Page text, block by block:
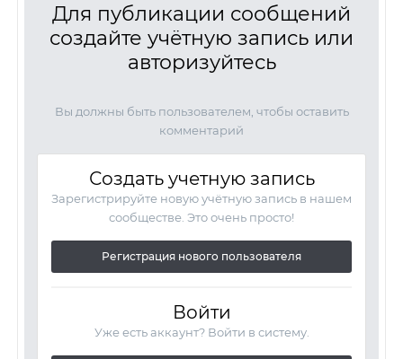
Для публикации сообщений
создайте учётную запись или
авторизуйтесь
Вы должны быть пользователем, чтобы оставить
комментарий
Создать учетную запись
Зарегистрируйте новую учётную запись в нашем
сообществе. Это очень просто!
Регистрация нового пользователя
Войти
Уже есть аккаунт? Войти в систему.